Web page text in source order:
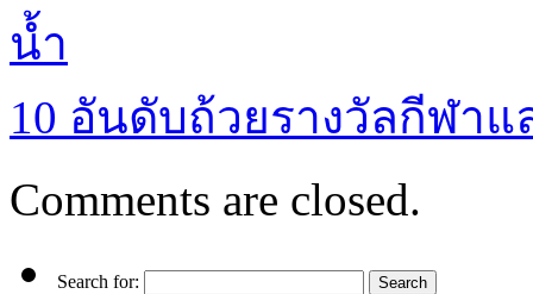
น้ำ
10 อันดับถ้วยรางวัลกีฬาแ
Comments are closed.
Search for: